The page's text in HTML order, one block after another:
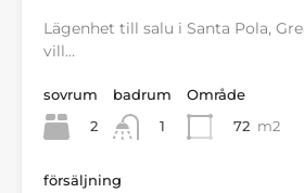
Lägenhet till salu i Santa Pola,
vill…
sovrum
2
badrum
1
Område
72 m2
försäljning